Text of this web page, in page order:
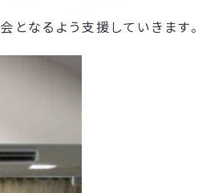
なるよう支援していきます。